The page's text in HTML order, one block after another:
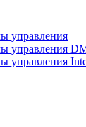
управления
управления
управления